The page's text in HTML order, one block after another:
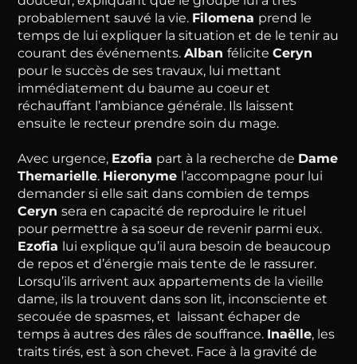
probablement sauvé la vie. Filomena prend le
temps de lui expliquer la situation et de le tenir au
courant des événements. Alban félicite Ceryn
pour le succès de ses travaux, lui mettant
immédiatement du baume au coeur et
réchauffant l’ambiance générale. Ils laissent
ensuite le recteur prendre soin du mage.
Avec urgence, Ezofia part à la recherche de Dame
Themarielle. Hieronyme l’accompagne pour lui
demander si elle sait dans combien de temps
Ceryn sera en capacité de reproduire le rituel
pour permettre à sa soeur de revenir parmi eux.
Ezofia lui explique qu’il aura besoin de beaucoup
de repos et d’énergie mais tente de le rassurer.
Lorsqu’ils arrivent aux appartements de la vieille
dame, ils la trouvent dans son lit, inconsciente et
secouée de spasmes, et laissant échaper de
temps à autres des râles de souffrance. Inaëlle, les
traits tirés, est à son chevet. Face à la gravité de